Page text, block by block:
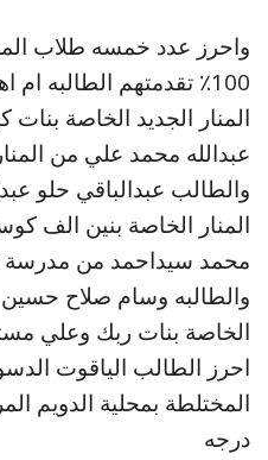
واحرز عدد خمسه طلاب
100٪ تقدمتهم الطالبه
المنار الجديد الخاصة بنات
عبدالله محمد علي من
والطالب عبدالباقي حلو
المنار الخاصة بنين الف
محمد سيداحمد من مدرسة
والطالبه وسام صلاح
الخاصة بنات ربك وعلي
احرز الطالب الياقوت
درجه